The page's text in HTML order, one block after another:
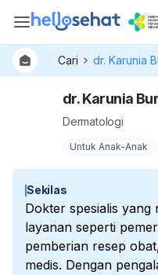
Cari
dr. Karunia
Dermatologi
Untuk Anak-Anak
Sekilas
Dokter spesialis yang
layanan seperti
pemberian resep
medis. Dengan